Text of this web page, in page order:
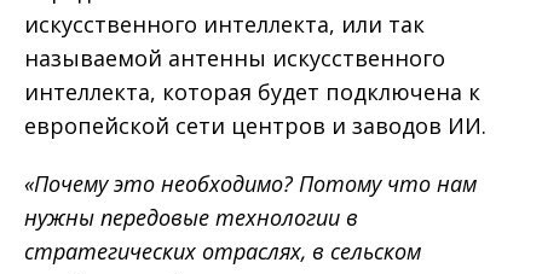
искусственного интеллекта, или так
называемой антенны искусственного
интеллекта, которая будет подключена к
европейской сети центров и заводов ИИ.
«Почему это необходимо? Потому что нам
нужны передовые технологии в
стратегических отраслях, в сельском